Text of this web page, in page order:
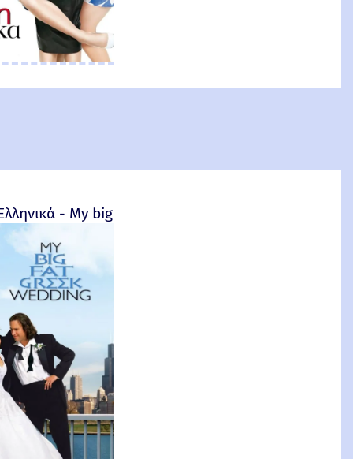
- My big fat Greek wedding - 2002